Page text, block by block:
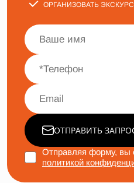
ОРГАНИЗОВАТЬ
ОТПРАВИТЬ
Отправляя форму, вы
политикой